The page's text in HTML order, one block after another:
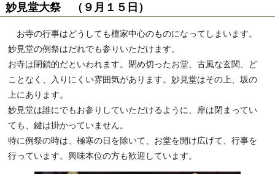
妙見堂大祭 （９月１５日）
お寺の行事はどうしても檀家中心のものになってしまいます。
妙見堂の例祭はだれでも参りいただけます。
お寺は閉鎖的だといわれます。閉め切ったお堂、古風な玄関、ど
ことなく、入りにくい雰囲気があります。妙見堂はその上、坂の
上にあります。
妙見堂は誰にでもお参りしていただけるように、扉は閉まってい
ても、鍵は掛かっていません。
特に例祭の時は、極寒の日を除いて、お堂を開け広げて、行事を
行っています。興味本位の方も歓迎しています。